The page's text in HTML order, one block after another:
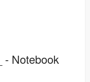
- Notebook